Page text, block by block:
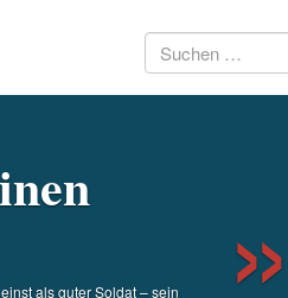
Suchen
als guter Soldat – sein